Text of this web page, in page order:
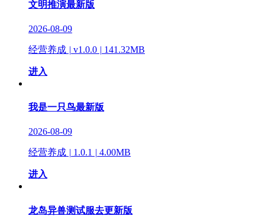
文明推演最新版
2026-08-09
经营养成 | v1.0.0 | 141.32MB
进入
我是一只鸟最新版
2026-08-09
经营养成 | 1.0.1 | 4.00MB
进入
龙岛异兽测试服去更新版